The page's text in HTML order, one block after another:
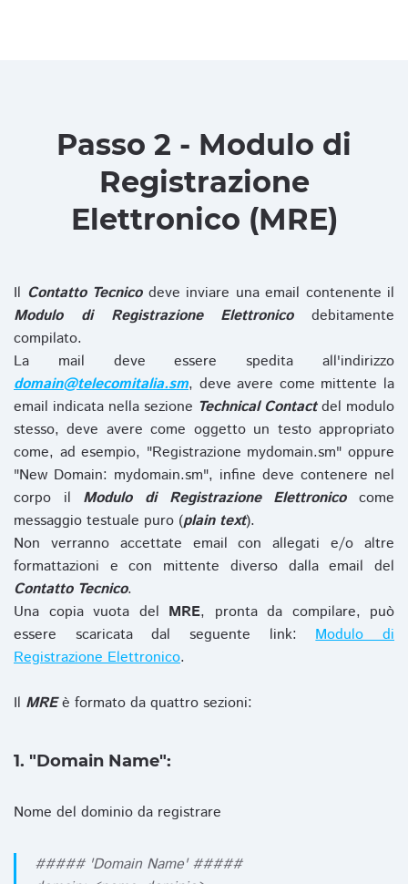
Passo 2 - Modulo di
Registrazione
Elettronico (MRE)
Il Contatto Tecnicodeve inviare una email contenente il
Modulo di Registrazione Elettronicodebitamente
compilato.
La mail deve essere spedita all'indirizzo
domain@telecomitalia.sm, deve avere come mittente la
email indicata nella sezione Technical Contactdel modulo
stesso, deve avere come oggetto un testo appropriato
come, ad esempio, "Registrazione mydomain.sm" oppure
"New Domain: mydomain.sm", infine deve contenere nel
corpo il Modulo di Registrazione Elettronicocome
messaggio testuale puro (plain text).
Non verranno accettate email con allegati e/o altre
formattazioni e con mittente diverso dalla email del
Contatto Tecnico.
Una copia vuota del MRE, pronta da compilare, può
essere scaricata dal seguente link:Modulo di
Registrazione Elettronico.
Il MREè formato da quattro sezioni:
1. "Domain Name":
Nome del dominio da registrare
##### 'Domain Name' #####